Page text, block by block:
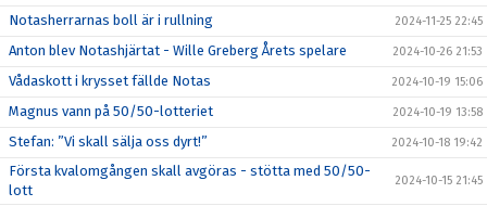
Notasherrarnas boll är i rullning 2024-11-25 22:45
Anton blev Notashjärtat - Wille Greberg Årets spelare 2024-10-26 21:53
Vådaskott i krysset fällde Notas 2024-10-19 15:06
Magnus vann på 50/50-lotteriet 2024-10-19 13:58
Stefan: ”Vi skall sälja oss dyrt!” 2024-10-18 19:42
Första kvalomgången skall avgöras - stötta med 50/50-
lott
2024-10-15 21:45